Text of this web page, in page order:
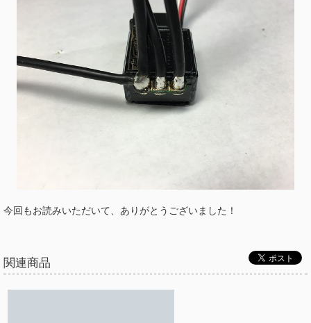
今回もお読みいただいて、ありがとうございました！
関連商品